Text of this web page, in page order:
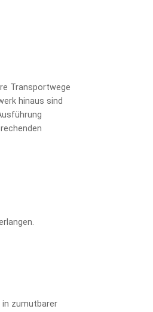
Transportwege
hinaus sind
in zumutbarer